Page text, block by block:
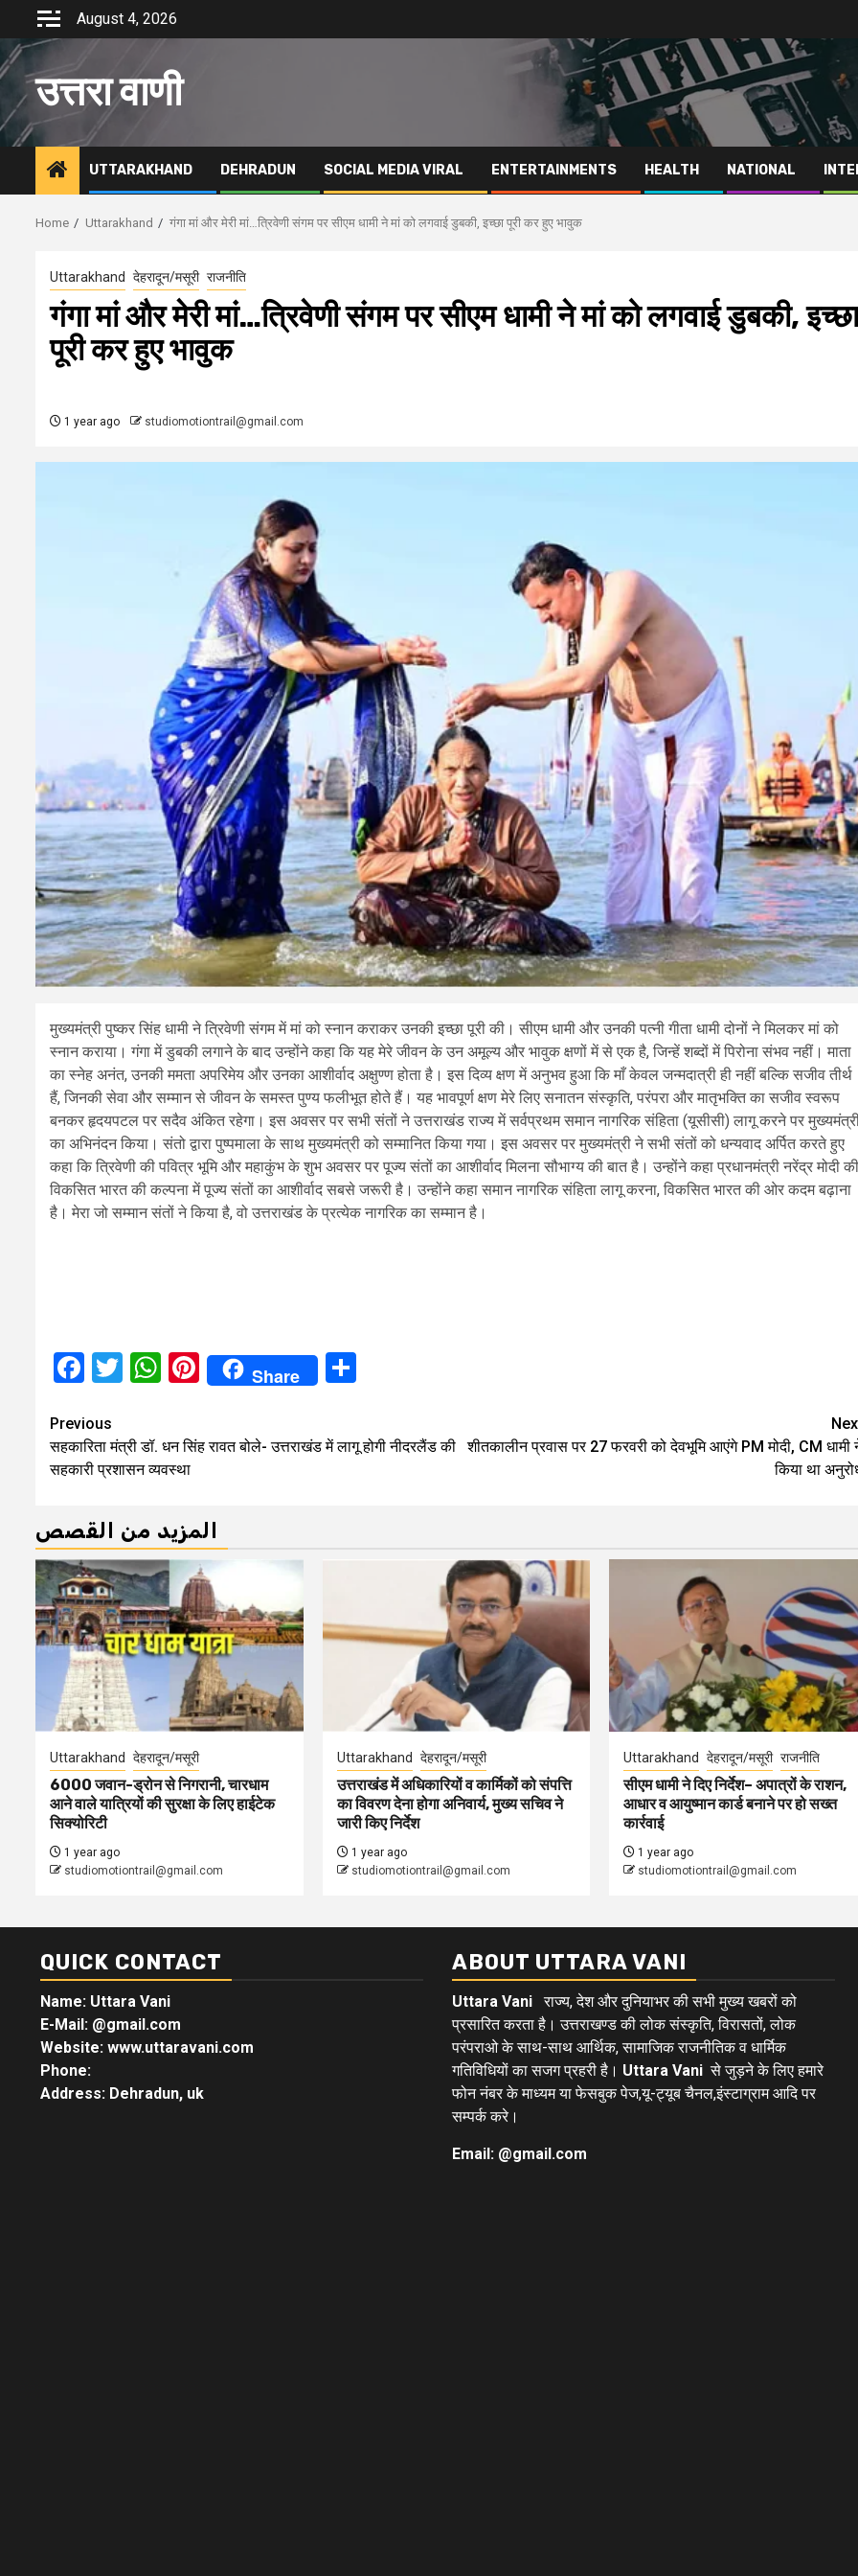
content
August 4, 2026
उत्तरा वाणी
UTTARAKHAND DEHRADUN SOCIAL MEDIA VIRAL ENTERTAINMENTS HEALTH NATIONAL
Home Uttarakhand गंगा मां और मेरी मां…त्रिवेणी संगम पर सीएम धामी ने मां को लगवाई डुबकी, इच्छा पूरी कर हुए भावुक
Uttarakhand देहरादून/मसूरी राजनीति
गंगा मां और मेरी मां…त्रिवेणी संगम पर सीएम धामी ने मां को लगवाई डुबकी, इच्छा
पूरी कर हुए भावुक
1 year ago studiomotiontrail@gmail.com
मुख्यमंत्री पुष्कर सिंह धामी ने त्रिवेणी संगम में मां को स्नान कराकर उनकी इच्छा पूरी की। सीएम धामी और उनकी पत्नी गीता धामी दोनों ने मिलकर मां को
स्नान कराया। गंगा में डुबकी लगाने के बाद उन्होंने कहा कि यह मेरे जीवन के उन अमूल्य और भावुक क्षणों में से एक है, जिन्हें शब्दों में पिरोना संभव नहीं। माता
का स्नेह अनंत, उनकी ममता अपरिमेय और उनका आशीर्वाद अक्षुण्ण होता है। इस दिव्य क्षण में अनुभव हुआ कि माँ केवल जन्मदात्री ही नहीं बल्कि सजीव तीर्थ
हैं, जिनकी सेवा और सम्मान से जीवन के समस्त पुण्य फलीभूत होते हैं। यह भावपूर्ण क्षण मेरे लिए सनातन संस्कृति, परंपरा और मातृभक्ति का सजीव स्वरूप
बनकर हृदयपटल पर सदैव अंकित रहेगा। इस अवसर पर सभी संतों ने उत्तराखंड राज्य में सर्वप्रथम समान नागरिक संहिता (यूसीसी) लागू करने पर
का अभिनंदन किया। संतो द्वारा पुष्पमाला के साथ मुख्यमंत्री को सम्मानित किया गया। इस अवसर पर मुख्यमंत्री ने सभी संतों को धन्यवाद अर्पित करते हुए
कहा कि त्रिवेणी की पवित्र भूमि और महाकुंभ के शुभ अवसर पर पूज्य संतों का आशीर्वाद मिलना सौभाग्य की बात है। उन्होंने कहा प्रधानमंत्री नरेंद्र मोदी की
विकसित भारत की कल्पना में पूज्य संतों का आशीर्वाद सबसे जरूरी है। उन्होंने कहा समान नागरिक संहिता लागू करना, विकसित भारत की ओर कदम बढ़ाना
है। मेरा जो सम्मान संतों ने किया है, वो उत्तराखंड के प्रत्येक नागरिक का सम्मान है।
Facebook
TwitterWhatsApp
Pinterest
Share
Continue
Reading
Previous
सहकारिता मंत्री डॉ. धन सिंह रावत बोले- उत्तराखंड में लागू होगी नीदरलैंड की
सहकारी प्रशासन व्यवस्था
शीतकालीन प्रवास पर 27 फरवरी को देवभूमि आएंगे PM मोदी, CM धामी
किया था
المزيد من القصص
Uttarakhand देहरादून/मसूरी
6000 जवान-ड्रोन से निगरानी, चारधाम
आने वाले यात्रियों की सुरक्षा के लिए हाईटेक
सिक्योरिटी
1 year ago
studiomotiontrail@gmail.com
Uttarakhand देहरादून/मसूरी
उत्तराखंड में अधिकारियों व कार्मिकों को संपत्ति
का विवरण देना होगा अनिवार्य, मुख्य सचिव ने
जारी किए निर्देश
1 year ago
studiomotiontrail@gmail.com
Uttarakhand देहरादून/मसूरी राजनीति
सीएम धामी ने दिए निर्देश– अपात्रों के राशन,
आधार व आयुष्मान कार्ड बनाने पर हो सख्त
कार्रवाई
1 year ago
studiomotiontrail@gmail.com
QUICK CONTACT
Name: Uttara Vani
E-Mail: @gmail.com
Website: www.uttaravani.com
Phone:
Address: Dehradun, uk
ABOUT UTTARA VANI
Uttara Vani राज्य, देश और दुनियाभर की सभी मुख्य खबरों को
प्रसारित करता है। उत्तराखण्ड की लोक संस्कृति, विरासतों, लोक
परंपराओ के साथ-साथ आर्थिक, सामाजिक राजनीतिक व धार्मिक
गतिविधियों का सजग प्रहरी है। Uttara Vani से जुड़ने के लिए हमारे
फोन नंबर के माध्यम या फेसबुक पेज,यू-ट्यूब चैनल,इंस्टाग्राम आदि पर
सम्पर्क करे।
Email: @gmail.com